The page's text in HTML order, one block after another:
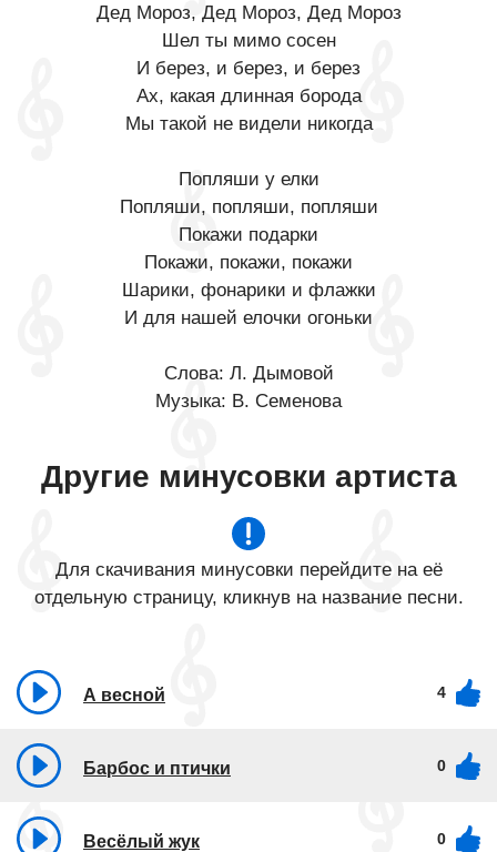
Дед Мороз, Дед Мороз, Дед Мороз
Шел ты мимо сосен
И берез, и берез, и берез
Ах, какая длинная борода
Мы такой не видели никогда
Попляши у елки
Попляши, попляши, попляши
Покажи подарки
Покажи, покажи, покажи
Шарики, фонарики и флажки
И для нашей елочки огоньки
Слова: Л. Дымовой
Музыка: В. Семенова​
Другие минусовки артиста
Для скачивания минусовки перейдите на её
отдельную страницу, кликнув на название песни.
А весной 4
Барбос и птички 0
Весёлый жук 0